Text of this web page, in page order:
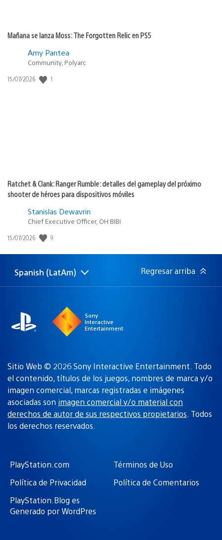
Mañana se lanza Moss: The Forgotten Relic en PS5
Amy Pantea
Community, Polyarc
Fecha
15/07/2026 1
Ratchet & Clank: Ranger Rumble: detalles del gameplay del próximo
shooter de héroes para dispositivos móviles
Stanislas Dewavrin
Chief Executive Officer, OH BIBI
Fecha
publicación:
15/07/2026 9
Elige
una
Región
actual:
Spanish (LatAm) Regresar arriba
Sony
Interactive
Entertainment
Sitio Web © 2026 Sony Interactive Entertainment. Todo
el contenido, títulos de los juegos, nombres de marca y/o
imagen comercial, marcas registradas e imágenes
asociadas son imagen comercial y/o material con
derechos de autor de sus respectivos propietarios. Todos
los derechos reservados.
PlayStation.com
Términos de Uso
Política de Privacidad
Política de Comentarios
PlayStation.Blog es
Generado por WordPres